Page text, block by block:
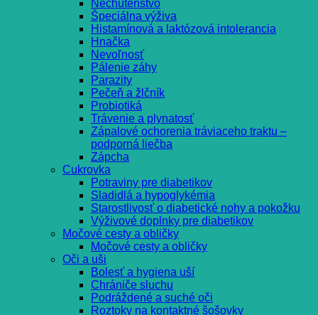
Nechutenstvo
Špeciálna výživa
Histamínová a laktózová intolerancia
Hnačka
Nevoľnosť
Pálenie záhy
Parazity
Pečeň a žlčník
Probiotiká
Trávenie a plynatosť
Zápalové ochorenia tráviaceho traktu –
podporná liečba
Zápcha
Cukrovka
Potraviny pre diabetikov
Sladidlá a hypoglykémia
Starostlivosť o diabetické nohy a pokožku
Výživové doplnky pre diabetikov
Močové cesty a obličky
Močové cesty a obličky
Oči a uši
Bolesť a hygiena uší
Chrániče sluchu
Podráždené a suché oči
Roztoky na kontaktné šošovky